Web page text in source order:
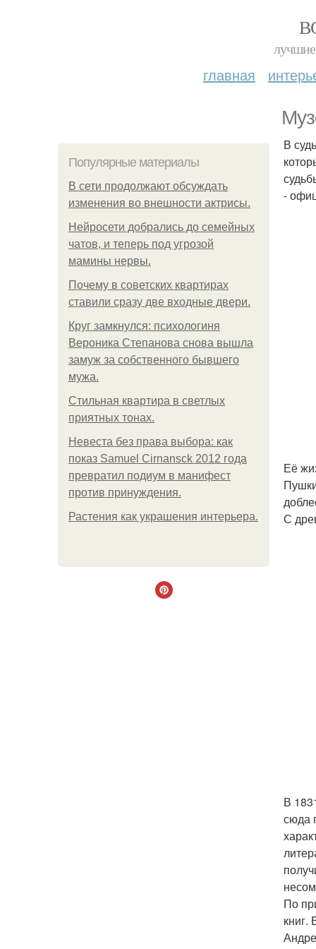
лучшие
главная
Популярные материалы
В сети продолжают обсуждать
изменения во внешности актрисы.
Нейросети добрались до семейных
чатов, и теперь под угрозой
мамины нервы.
Почему в советских квартирах
ставили сразу две входные двери.
Круг замкнулся: психологиня
Вероника Степанова снова вышла
замуж за собственного бывшего
мужа.
Стильная квартира в светлых
приятных тонах.
Невеста без права выбора: как
показ Samuel Cirnansck 2012 года
превратил подиум в манифест
против принуждения.
Растения как украшения интерьера.
В
-
Её
С
В
сюда
По
книг.